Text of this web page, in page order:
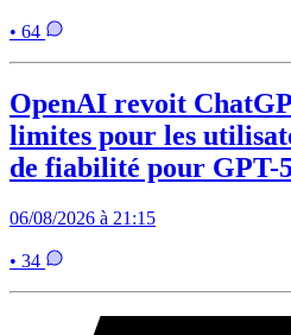
• 64
OpenAI revoit
limites pour les
de fiabilité pour GPT-
06/08/2026 à 21:15
• 34